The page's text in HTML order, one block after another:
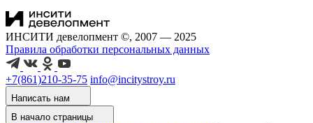
ИНСИТИ девелопмент ©, 2007 — 2025
Правила обработки персональных данных
+7(861)210-35-75 info@incitystroy.ru
Написать нам
В начало страницы